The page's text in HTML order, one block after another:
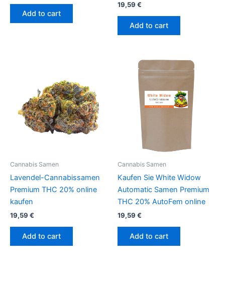
Add to cart
19,59 €
Add to cart
Cannabis Samen
Lavendel-Cannabissamen
Premium THC 20% online
kaufen
19,59 €
Add to cart
Cannabis Samen
Kaufen Sie White Widow
Automatic Samen Premium
THC 20% AutoFem online
19,59 €
Add to cart